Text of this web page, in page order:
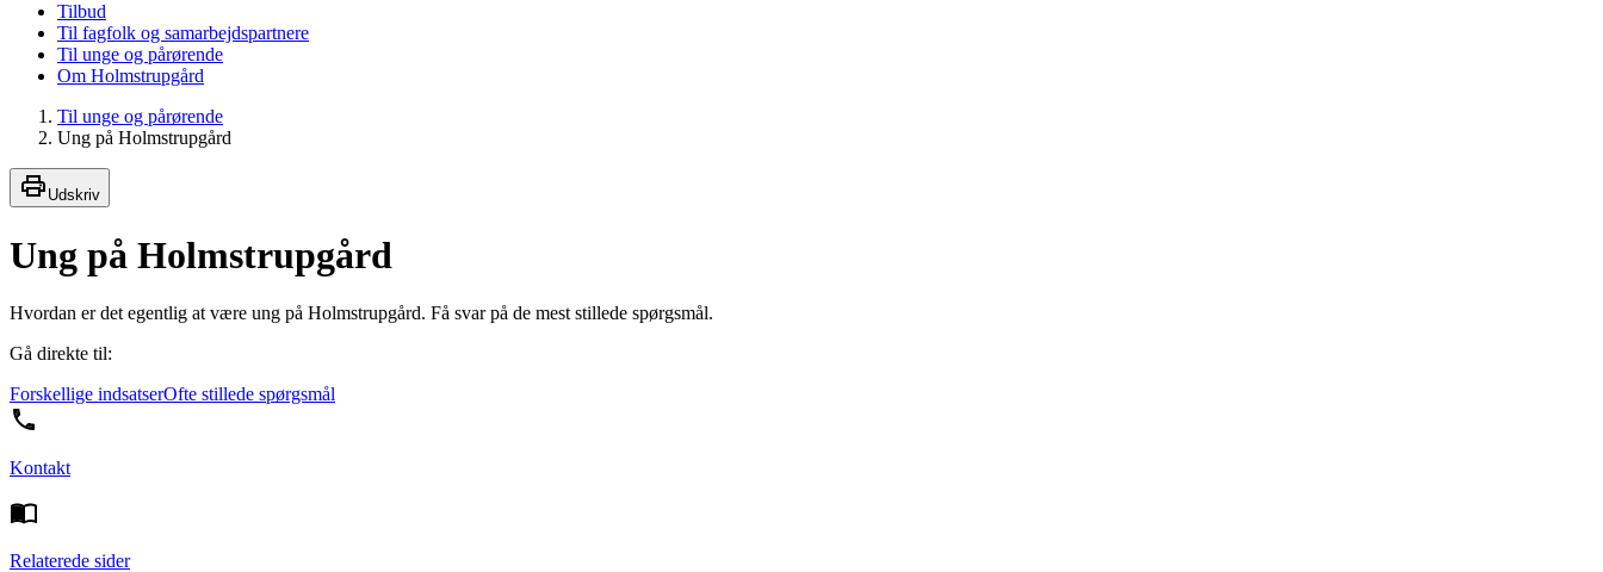
Tilbud
Til fagfolk og samarbejdspartnere
Til unge og pårørende
Om Holmstrupgård
Til unge og pårørende
Ung på Holmstrupgård
Udskriv
Ung på Holmstrupgård
Hvordan er det egentlig at være ung på Holmstrupgård. Få svar på de mest stillede spørgsmål.
Gå direkte til:
Forskellige indsatserOfte stillede spørgsmål
Kontakt
Relaterede sider